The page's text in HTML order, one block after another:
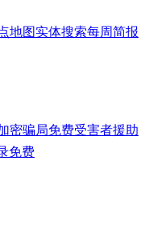
地图实体搜索每周简报
密骗局免费受害者援助
免费